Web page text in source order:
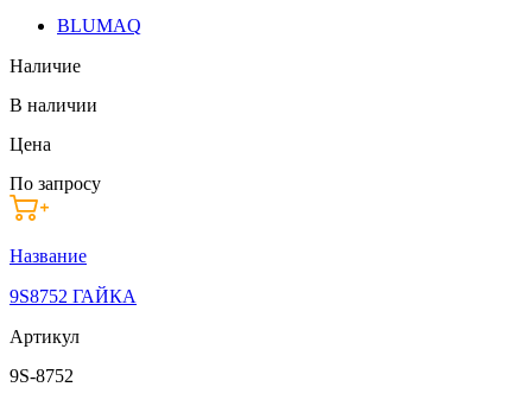
BLUMAQ
Наличие
В наличии
Цена
По запросу
Название
9S8752 ГАЙКА
Артикул
9S-8752